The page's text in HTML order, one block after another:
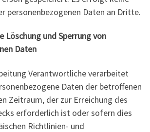
personenbezogenen Daten an Dritte.
Löschung und Sperrung von
Daten
Verantwortliche verarbeitet
Daten der betroffenen
Zeitraum, der zur Erreichung des
erforderlich ist oder sofern dies
Richtlinien- und